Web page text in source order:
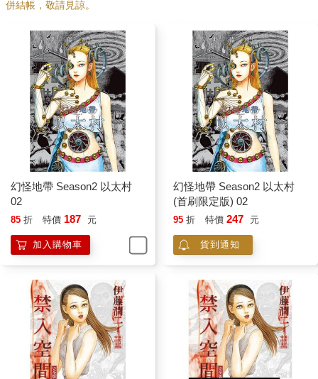
併結帳，敬請見諒。
幻怪地帶 Season2 以太村
02
85 折 特價 187 元
加入購物車
幻怪地帶 Season2 以太村
(首刷限定版) 02
95 折 特價 247 元
貨到通知